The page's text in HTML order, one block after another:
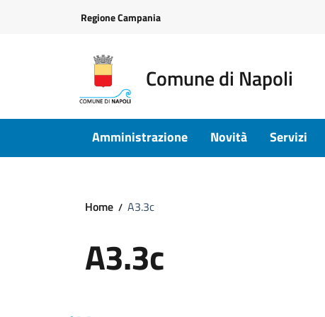
Regione Campania
Comune di Napoli
Amministrazione Novità Servizi
Home A3.3c
A3.3c